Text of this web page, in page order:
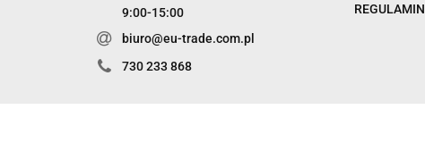
9:00-15:00
biuro@eu-trade.com.pl
730 233 868
REGULAMIN